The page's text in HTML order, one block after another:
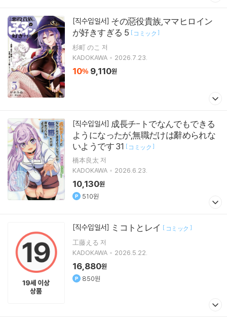
[직수입일서]
が好きすぎる 5 [ コミック ]
杉町 のこ 저
KADOKAWA
2026.7.23.
10% 9,110원
[직수입일서]
ようになったが,無職だけは辭められな
いようです 31 [ コミック ]
橋本良太 저
KADOKAWA
2026.6.23.
10,130원
510원
[직수입일서] ミコトとレイ [ コミック ]
工藤える 저
KADOKAWA
2026.5.22.
16,880원
850원